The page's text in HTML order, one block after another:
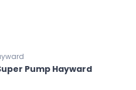
Pump Hayward